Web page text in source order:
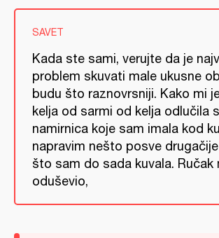
SAVET
Kada ste sami, verujte da je
problem skuvati male ukusne
budu što raznovrsniji. Kako mi
kelja od sarmi od kelja odlučila
namirnica koje sam imala kod
napravim nešto posve
što sam do sada kuvala. Ručak
oduševio,